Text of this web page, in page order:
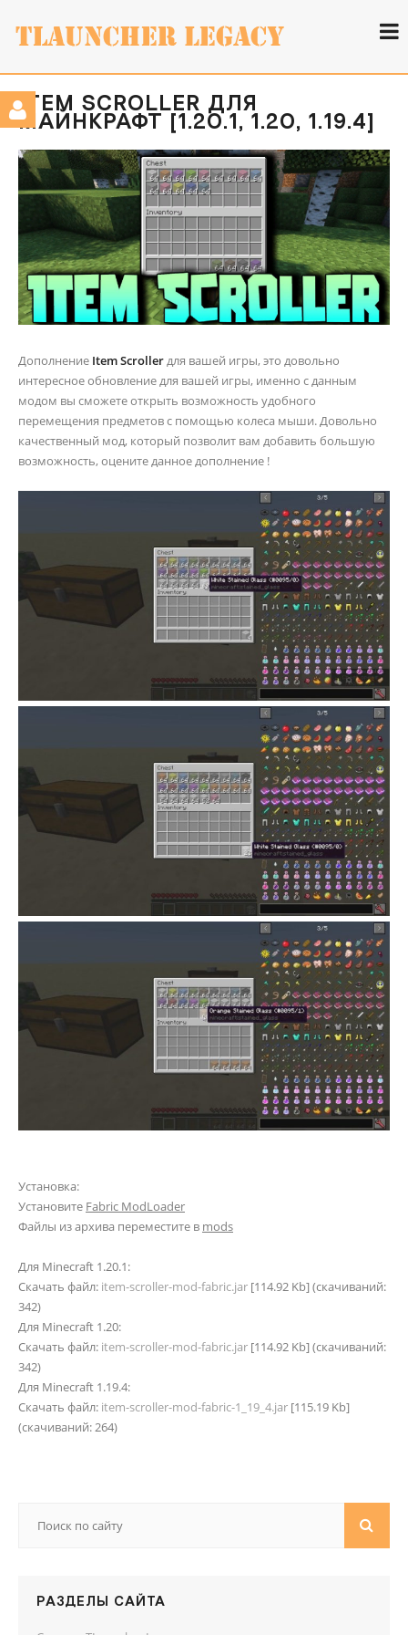
ITEM SCROLLER ДЛЯ
МАЙНКРАФТ [1.20.1, 1.20, 1.19.4]
Дополнение Item Scrollerдля вашей игры, это довольно
интересное обновление для вашей игры, именно с данным
модом вы сможете открыть возможность удобного
перемещения предметов с помощью колеса мыши. Довольно
качественный мод, который позволит вам добавить большую
возможность, оцените данное дополнение !
Установка:
Установите Fabric ModLoader
Файлы из архива переместите в mods
Для Minecraft 1.20.1:
Скачать файл: item-scroller-mod-fabric.jar
342)
Для Minecraft 1.20:
Скачать файл: item-scroller-mod-fabric.jar
342)
Для Minecraft 1.19.4:
Скачать файл: item-scroller-mod-fabric-1_19_4.jar
(cкачиваний: 264)
РАЗДЕЛЫ САЙТА